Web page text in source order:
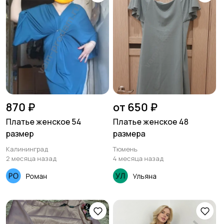
870 ₽
Платье женское 54
размер
Калининград
2 месяца назад
Роман
от 650 ₽
Платье женское 48
размера
Тюмень
4 месяца назад
Ульяна